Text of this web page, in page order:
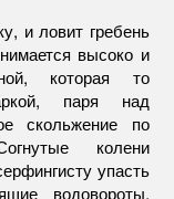
и ловит гребень
высоко и
которая то
паря над
скольжение по
колени
упасть
водовороты.